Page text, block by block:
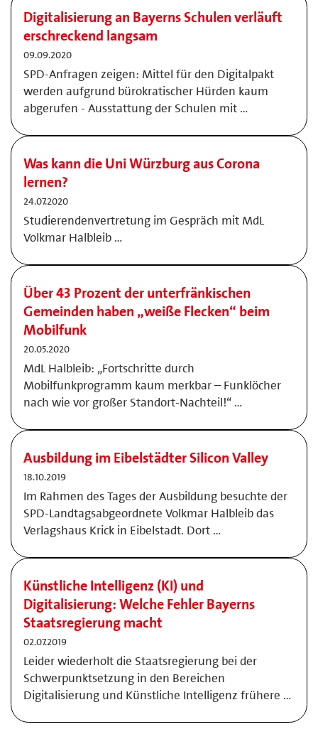
Digitalisierung an Bayerns Schulen verläuft
erschreckend langsam
09.09.2020
SPD-Anfragen zeigen: Mittel für den Digitalpakt
werden aufgrund bürokratischer Hürden kaum
abgerufen - Ausstattung der Schulen mit …
Was kann die Uni Würzburg aus Corona
lernen?
24.07.2020
Studierendenvertretung im Gespräch mit MdL
Volkmar Halbleib …
Über 43 Prozent der unterfränkischen
Gemeinden haben „weiße Flecken“ beim
Mobilfunk
20.05.2020
MdL Halbleib: „Fortschritte durch
Mobilfunkprogramm kaum merkbar – Funklöcher
nach wie vor großer Standort-Nachteil!“ …
Ausbildung im Eibelstädter Silicon Valley
18.10.2019
Im Rahmen des Tages der Ausbildung besuchte der
SPD-Landtagsabgeordnete Volkmar Halbleib das
Verlagshaus Krick in Eibelstadt. Dort …
Künstliche Intelligenz (KI) und
Digitalisierung: Welche Fehler Bayerns
Staatsregierung macht
02.07.2019
Leider wiederholt die Staatsregierung bei der
Schwerpunktsetzung in den Bereichen
Digitalisierung und Künstliche Intelligenz frühere …